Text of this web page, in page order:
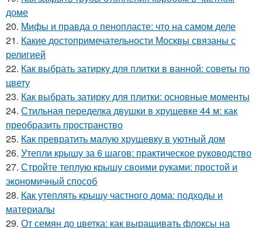
доме
20. Мифы и правда о пенопласте: что на самом деле
21. Какие достопримечательности Москвы связаны с
религией
22. Как выбрать затирку для плитки в ванной: советы по
цвету
23. Как выбрать затирку для плитки: основные моменты
24. Стильная переделка двушки в хрущевке 44 м: как
преобразить пространство
25. Как превратить малую хрущевку в уютный дом
26. Утепли крышу за 6 шагов: практическое руководство
27. Стройте теплую крышу своими руками: простой и
экономичный способ
28. Как утеплять крышу частного дома: подходы и
материалы
29. От семян до цветка: как выращивать флоксы на